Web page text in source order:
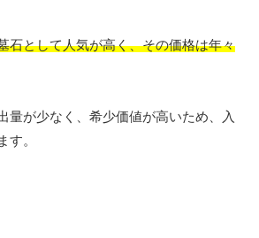
石として人気が高く、その価格は年々
量が少なく、希少価値が高いため、入
す。